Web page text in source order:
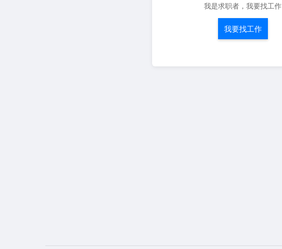
我是求职者，我要找工作
我要找工作